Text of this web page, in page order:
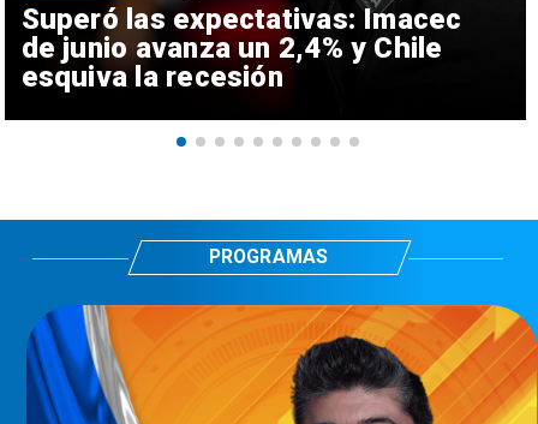
Superó las expectativas: Imacec
de junio avanza un 2,4% y Chile
esquiva la recesión
PROGRAMAS